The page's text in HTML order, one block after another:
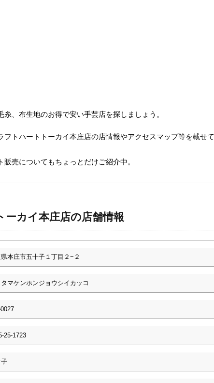
、布生地のお得で安い手芸店を探しましょう。
フトハートトーカイ本庄店の店情報やアクセスマップ等を載せて
売についてもちょっとだけご紹介中。
ーカイ本庄店の店舗情報
本庄市五十子１丁目２−２
マケンホンジョウシイカッコ
25-1723